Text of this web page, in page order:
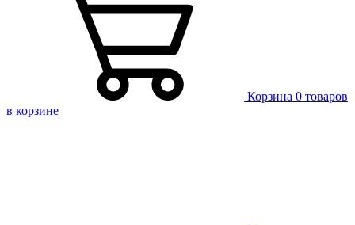
Корзина 0 товаров
в корзине